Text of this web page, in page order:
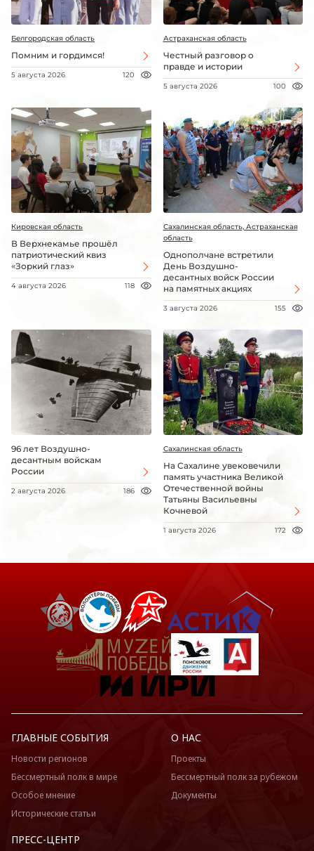
Белгородская область
Помним и гордимся!
5 августа 2026 120
Астраханская область
Честный разговор о
правде и истории
5 августа 2026 100
Кировская область
В Верхнекамье прошёл
патриотический квиз
«Зоркий глаз»
4 августа 2026 118
Сахалинская область, Астраханская
область
Однополчане встретили
День Воздушно-
десантных войск России
на памятных акциях
3 августа 2026 155
96 лет Воздушно-
десантным войскам
России
2 августа 2026 186
Сахалинская область
На Сахалине увековечили
память участника Великой
Отечественной войны
Татьяны Васильевны
Кочневой
1 августа 2026 172
ГЛАВНЫЕ СОБЫТИЯ
Новости регионов
Бессмертный полк в мире
Особое мнение
Исторические статьи
О НАС
Проекты
Бессмертный полк за рубежом
Документы
ПРЕСС-ЦЕНТР